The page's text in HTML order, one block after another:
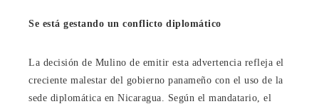
Se está gestando un conflicto diplomático
La decisión de Mulino de emitir esta advertencia refleja el
creciente malestar del gobierno panameño con el uso de la
sede diplomática en Nicaragua. Según el mandatario, el